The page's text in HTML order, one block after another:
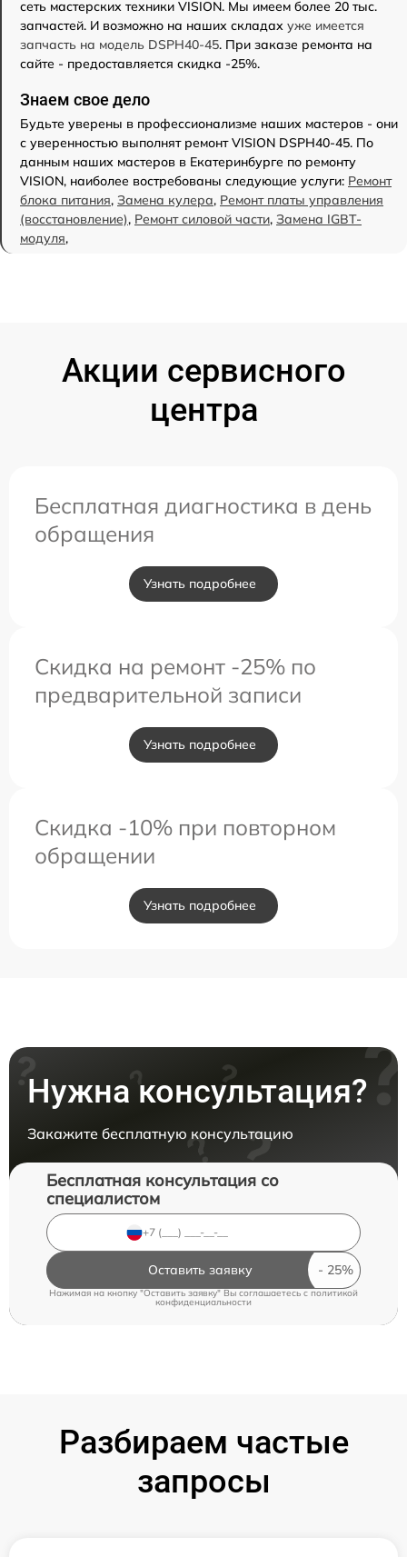
сеть мастерских техники VISION. Мы имеем более 20 тыс.
запчастей. И возможно на наших складах уже имеется
запчасть на модель DSPH40-45. При заказе ремонта на
сайте - предоставляется скидка -25%.
Знаем свое дело
Будьте уверены в профессионализме наших мастеров - они
с уверенностью выполнят ремонт VISION DSPH40-45. По
данным наших мастеров в Екатеринбурге по ремонту
VISION, наиболее востребованы следующие услуги: Ремонт
блока питания, Замена кулера, Ремонт платы управления
(восстановление), Ремонт силовой части, Замена IGBT-
модуля,
Акции сервисного
центра
Бесплатная диагностика в день
обращения
Узнать подробнее
Скидка на ремонт -25% по
предварительной записи
Узнать подробнее
Скидка -10% при повторном
обращении
Узнать подробнее
Нужна консультация?
Закажите бесплатную консультацию
Бесплатная консультация со
специалистом
Оставить заявку
Нажимая на кнопку "Оставить заявку" Вы соглашаетесь cполитикой
конфиденциальности
Разбираем частые
запросы